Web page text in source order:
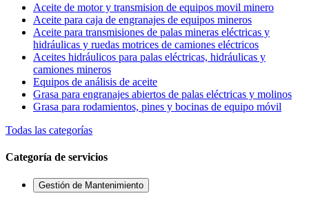
Aceite de motor y transmision de equipos movil minero
Aceite para caja de engranajes de equipos mineros
Aceite para transmisiones de palas mineras eléctricas y
hidráulicas y ruedas motrices de camiones eléctricos
Aceites hidráulicos para palas eléctricas, hidráulicas y
camiones mineros
Equipos de análisis de aceite
Grasa para engranajes abiertos de palas eléctricas y molinos
Grasa para rodamientos, pines y bocinas de equipo móvil
Todas las categorías
Categoría de servicios
Gestión de Mantenimiento